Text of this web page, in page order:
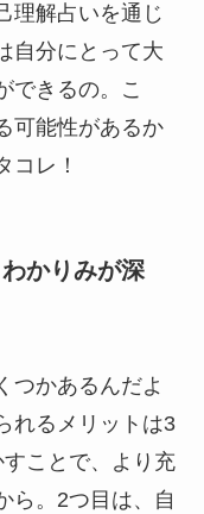
理解占いを通じ
自分にとって大
できるの。こ
可能性があるか
コレ！
かりみが深
つかあるんだよ
れるメリットは3
ことで、より充
ら。2つ目は、自